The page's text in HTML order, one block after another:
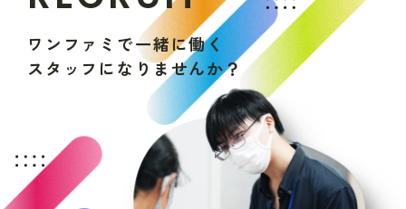
ワ ン フ ァ ミ で一緒に働く
ス タ ッ フ にな りま せんか？